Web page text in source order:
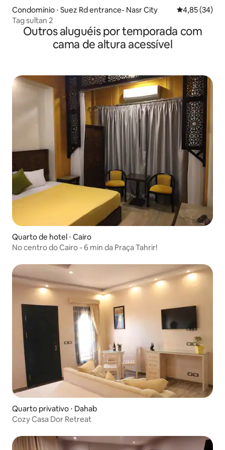
Condomínio ⋅ Suez Rd entrance- Nasr City 4,85 de uma
4,85 (34)
Tag sultan 2
Outros aluguéis por temporada com
cama de altura acessível
Quarto de hotel ⋅ Cairo
No centro do Cairo - 6 min da Praça Tahrir!
Quarto privativo ⋅ Dahab
Cozy Casa Dor Retreat